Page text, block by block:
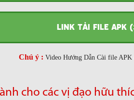
LINK TẢI FILE APK
Chú ý : Video Hướng Dẫn Cài file
cho các vị đạo hữu